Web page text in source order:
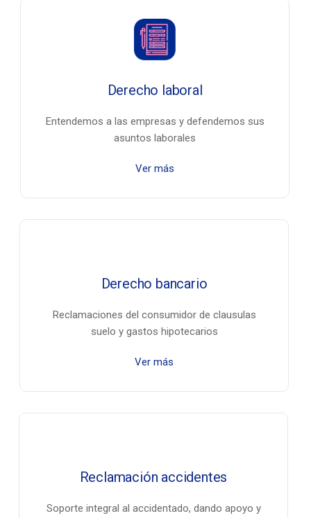
Derecho laboral
Entendemos a las empresas y defendemos sus
asuntos laborales
Ver más
Derecho bancario
Reclamaciones del consumidor de clausulas
suelo y gastos hipotecarios
Ver más
Reclamación accidentes
Soporte integral al accidentado, dando apoyo y